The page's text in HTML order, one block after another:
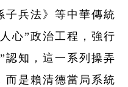
子兵法》等中華傳統
心”政治工程，強行
認知，這一系列操弄
而是賴清德當局系統